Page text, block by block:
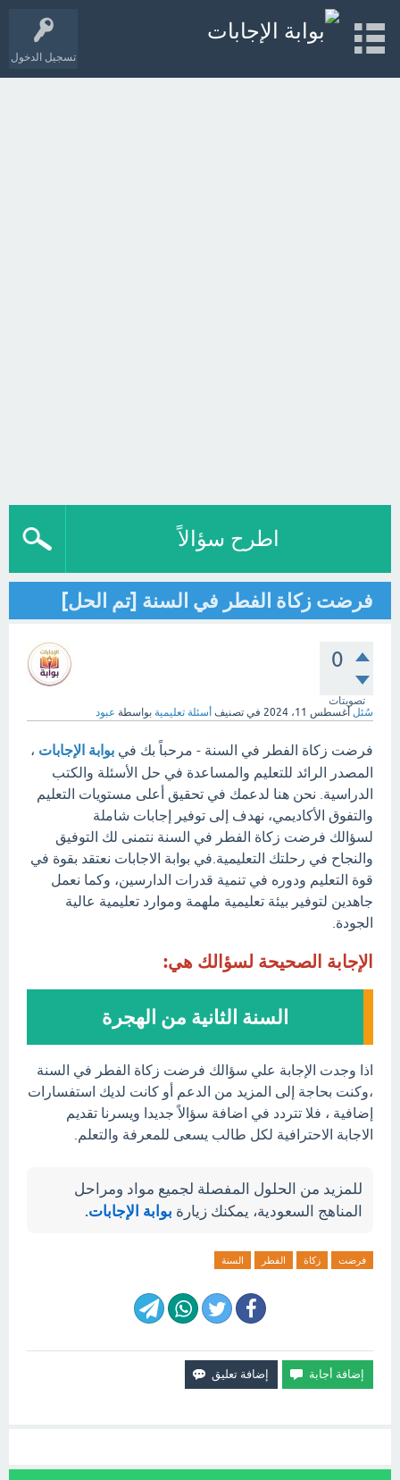
تسجيل الدخول
اطرح سؤالاً
فرضت زكاة الفطر في السنة [تم الحل]
0
تصويتات
سُئل أغسطس 11، 2024 في تصنيف أسئلة تعليمية بواسطة عبود
فرضت زكاة الفطر في السنة - مرحباً بك في بوابة الإجابات ،
المصدر الرائد للتعليم والمساعدة في حل الأسئلة والكتب
الدراسية. نحن هنا لدعمك في تحقيق أعلى مستويات التعليم
والتفوق الأكاديمي، نهدف إلى توفير إجابات شاملة
لسؤالك فرضت زكاة الفطر في السنة نتمنى لك التوفيق
والنجاح في رحلتك التعليمية.في بوابة الاجابات نعتقد بقوة في
قوة التعليم ودوره في تنمية قدرات الدارسين، وكما نعمل
جاهدين لتوفير بيئة تعليمية ملهمة وموارد تعليمية عالية
الجودة.
الإجابة الصحيحة لسؤالك هي:
السنة الثانية من الهجرة
اذا وجدت الإجابة علي سؤالك فرضت زكاة الفطر في السنة
،وكنت بحاجة إلى المزيد من الدعم أو كانت لديك استفسارات
إضافية ، فلا تتردد في اضافة سؤالاً جديدا ويسرنا تقديم
الاجابة الاحترافية لكل طالب يسعى للمعرفة والتعلم.
للمزيد من الحلول المفصلة لجميع مواد ومراحل
المناهج السعودية، يمكنك زيارة بوابة الإجابات.
فرضت زكاة الفطر السنة